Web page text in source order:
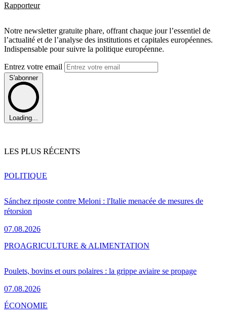
Rapporteur
Notre newsletter gratuite phare, offrant chaque jour l’essentiel de
l’actualité et de l’analyse des institutions et capitales européennes.
Indispensable pour suivre la politique européenne.
Entrez votre email
S'abonner
Loading...
LES PLUS RÉCENTS
Sánchez riposte contre Meloni : l'Italie menacée de mesures de
rétorsion
07.08.2026
POLITIQUE
Poulets, bovins et ours polaires : la grippe aviaire se propage
07.08.2026
PROAGRICULTURE & ALIMENTATION
ÉCONOMIE